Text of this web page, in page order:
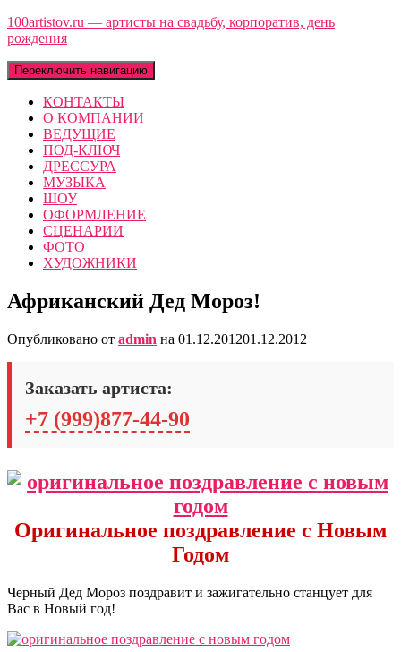
100artistov.ru — артисты на свадьбу, корпоратив, день
рождения
Переключить навигацию
КОНТАКТЫ
О КОМПАНИИ
ВЕДУЩИЕ
ПОД-КЛЮЧ
ДРЕССУРА
МУЗЫКА
ШОУ
ОФОРМЛЕНИЕ
СЦЕНАРИИ
ФОТО
ХУДОЖНИКИ
Африканский Дед Мороз!
Опубликовано от admin на 01.12.201201.12.2012
Заказать артиста:
+7 (999)877-44-90
Оригинальное поздравление с Новым
Годом
Черный Дед Мороз поздравит и зажигательно станцует для
Вас в Новый год!